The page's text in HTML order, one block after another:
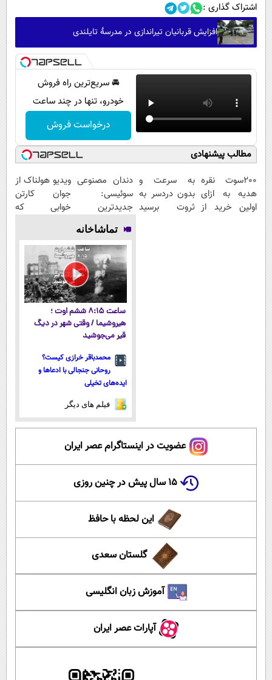
اشتراک گذاری :
افزایش قربانیان تیراندازی در مدرسۀ تایلندی
🚘 سریع‌ترین راه فروش
خودرو، تنها در چند ساعت
درخواست فروش
مطالب پیشنهادی
200سوت نقره
هدیه به ازای
اولین خرید از
به سرعت و
بدون دردسر به
ثروت برسید
دندان مصنوعی
سوئیسی:
جدیدترین
فناوری اروپا،
سبک و مقاوم |
پرداخت قسطی
ویدیو هولناک از
جوان کارتن
خوابی که
تماشاخانه
ساعت ۸:۱۵ ششم اوت ؛
هیروشیما / وقتی شهر در دیگ
قیر می‌جوشید
محمدباقر خرازی کیست؟
روحانی جنجالی با ادعاها و
ایده‌های تخیلی
فیلم های دیگر
عضویت در اینستاگرام عصر ایران
۱۵ سال پیش در چنین روزی
این لحظه با حافظ
گلستان سعدی
آموزش زبان انگلیسی
آپارات عصر ایران